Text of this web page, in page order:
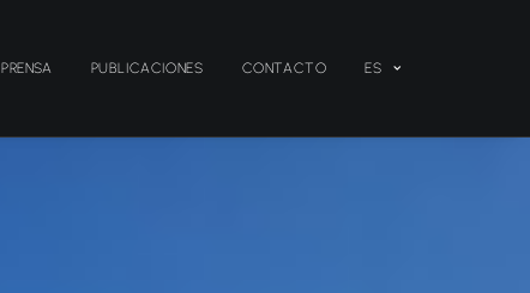
PRENSA PUBLICACIONES CONTACTO ES